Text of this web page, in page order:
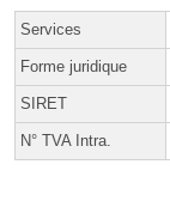
Services
Forme juridique
SIRET
N° TVA Intra.